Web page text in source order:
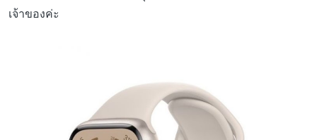
เจ้าของค่ะ